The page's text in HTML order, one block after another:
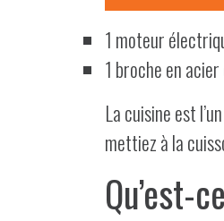
1 moteur
1 broche en
La cuisine est
mettiez à la
Qu’est-